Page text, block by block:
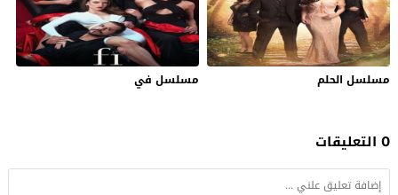
مسلسل الحلم مسلسل في
0 التعليقات